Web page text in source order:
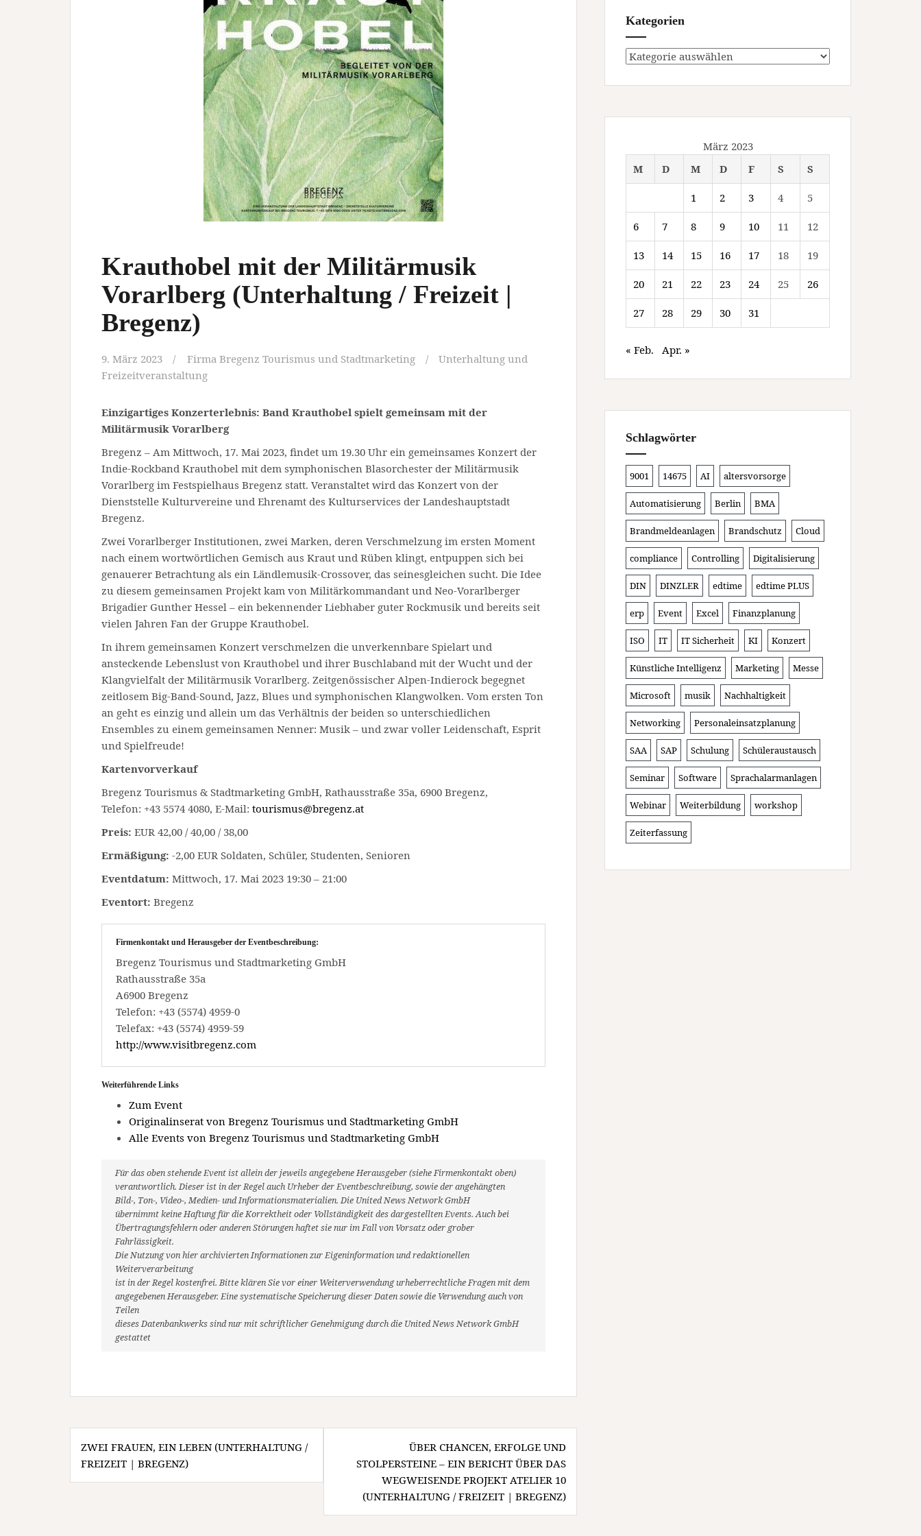
Krauthobel mit der Militärmusik
Vorarlberg (Unterhaltung / Freizeit |
Bregenz)
9. März 2023 Firma Bregenz Tourismus und Stadtmarketing
Unterhaltung und
Freizeitveranstaltung
Einzigartiges Konzerterlebnis: Band Krauthobel spielt gemeinsam mit der
Militärmusik Vorarlberg
Bregenz – Am Mittwoch, 17. Mai 2023, findet um 19.30 Uhr ein gemeinsames Konzert der
Indie-Rockband Krauthobel mit dem symphonischen Blasorchester der Militärmusik
Vorarlberg im Festspielhaus Bregenz statt. Veranstaltet wird das Konzert von der
Dienststelle Kulturvereine und Ehrenamt des Kulturservices der Landeshauptstadt
Bregenz.
Zwei Vorarlberger Institutionen, zwei Marken, deren Verschmelzung im ersten Moment
nach einem wortwörtlichen Gemisch aus Kraut und Rüben klingt, entpuppen sich bei
genauerer Betrachtung als ein Ländlemusik-Crossover, das seinesgleichen sucht. Die Idee
zu diesem gemeinsamen Projekt kam von Militärkommandant und Neo-Vorarlberger
Brigadier Gunther Hessel – ein bekennender Liebhaber guter Rockmusik und bereits seit
vielen Jahren Fan der Gruppe Krauthobel.
In ihrem gemeinsamen Konzert verschmelzen die unverkennbare Spielart und
ansteckende Lebenslust von Krauthobel und ihrer Buschlaband mit der Wucht und der
Klangvielfalt der Militärmusik Vorarlberg. Zeitgenössischer Alpen-Indierock begegnet
zeitlosem Big-Band-Sound, Jazz, Blues und symphonischen Klangwolken. Vom ersten Ton
an geht es einzig und allein um das Verhältnis der beiden so unterschiedlichen
Ensembles zu einem gemeinsamen Nenner: Musik – und zwar voller Leidenschaft, Esprit
und Spielfreude!
Kartenvorverkauf
Bregenz Tourismus & Stadtmarketing GmbH, Rathausstraße 35a, 6900 Bregenz,
Telefon: +43 5574 4080, E-Mail: tourismus@bregenz.at
Preis: EUR 42,00 / 40,00 / 38,00
Ermäßigung: -2,00 EUR Soldaten, Schüler, Studenten, Senioren
Eventdatum: Mittwoch, 17. Mai 2023 19:30 – 21:00
Eventort: Bregenz
Firmenkontakt und Herausgeber der Eventbeschreibung:
Bregenz Tourismus und Stadtmarketing GmbH
Rathausstraße 35a
A6900 Bregenz
Telefon: +43 (5574) 4959-0
Telefax: +43 (5574) 4959-59
http://www.visitbregenz.com
Weiterführende Links
Zum Event
Originalinserat von Bregenz Tourismus und Stadtmarketing GmbH
Alle Events von Bregenz Tourismus und Stadtmarketing GmbH
Für das oben stehende Event ist allein der jeweils angegebene Herausgeber (siehe Firmenkontakt oben)
verantwortlich. Dieser ist in der Regel auch Urheber der Eventbeschreibung, sowie der angehängten
Bild-, Ton-, Video-, Medien- und Informationsmaterialien. Die United News Network GmbH
übernimmt keine Haftung für die Korrektheit oder Vollständigkeit des dargestellten Events. Auch bei
Übertragungsfehlern oder anderen Störungen haftet sie nur im Fall von Vorsatz oder grober
Fahrlässigkeit.
Die Nutzung von hier archivierten Informationen zur Eigeninformation und redaktionellen
Weiterverarbeitung
ist in der Regel kostenfrei. Bitte klären Sie vor einer Weiterverwendung urheberrechtliche Fragen mit dem
angegebenen Herausgeber. Eine systematische Speicherung dieser Daten sowie die Verwendung auch von
Teilen
dieses Datenbankwerks sind nur mit schriftlicher Genehmigung durch die United News Network GmbH
gestattet
Beitragsnavigation
ZWEI FRAUEN, EIN LEBEN (UNTERHALTUNG /
FREIZEIT | BREGENZ)
ÜBER CHANCEN, ERFOLGE UND
STOLPERSTEINE – EIN BERICHT ÜBER DAS
WEGWEISENDE PROJEKT ATELIER 10
(UNTERHALTUNG / FREIZEIT | BREGENZ)
Kategorien
Kategorien
März 2023
M
D M D F S S
1 2 3 4 5
6 7 8 9 10 11 12
13 14 15 16 17 18 19
20 21 22 23 24 25 26
27 28 29 30 31
« Feb. Apr. »
Schlagwörter
9001 14675 AI altersvorsorge
Automatisierung Berlin BMA
Brandmeldeanlagen Brandschutz Cloud
compliance Controlling Digitalisierung
DIN DINZLER edtime edtime PLUS
erp Event Excel Finanzplanung
ISO IT IT Sicherheit KI Konzert
Künstliche Intelligenz Marketing Messe
Microsoft musik Nachhaltigkeit
Networking Personaleinsatzplanung
SAA SAP Schulung Schüleraustausch
Seminar Software Sprachalarmanlagen
Webinar Weiterbildung workshop
Zeiterfassung